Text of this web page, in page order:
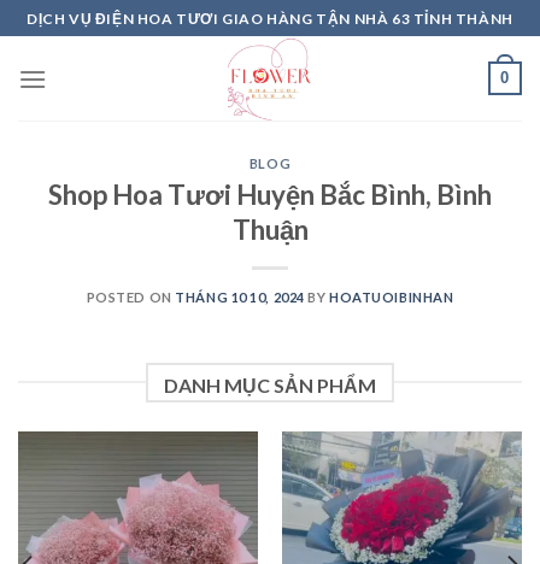
Skip
to
content
DỊCH VỤ ĐIỆN HOA TƯƠI GIAO HÀNG TẬN NHÀ 63 TỈNH THÀNH
0
BLOG
Shop Hoa Tươi Huyện Bắc Bình, Bình
Thuận
POSTED ON THÁNG 10 10, 2024 BYHOATUOIBINHAN
DANH MỤC SẢN PHẨM